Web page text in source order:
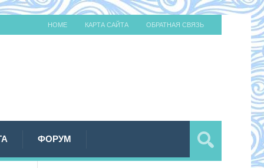
HOME КАРТА САЙТА ОБРАТНАЯ СВЯЗЬ
ФОРУМ